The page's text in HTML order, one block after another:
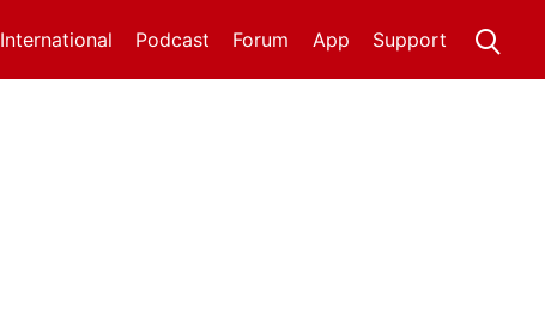
International Support
App
Forum
Podcast